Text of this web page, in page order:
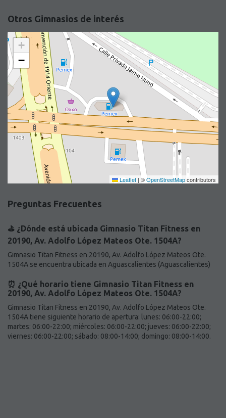
Otros Gimnasios de interés
+
−
Leaflet | ©OpenStreetMapcontributors
Preguntas Frecuentes
⛳️ ¿Dónde está ubicada Gimnasio Titan Fitness en
20190, Av. Adolfo López Mateos Ote. 1504A?
Gimnasio Titan Fitness en 20190, Av. Adolfo López Mateos Ote.
1504A se encuentra ubicada en Aguascalientes (Aguascalientes)
⏰ ¿Qué horario tiene Gimnasio Titan Fitness en
20190, Av. Adolfo López Mateos Ote. 1504A?
Gimnasio Titan Fitness en 20190, Av. Adolfo López Mateos Ote.
1504A tiene siguiente horario de apertura: lunes: 06:00-22:00;
martes: 06:00-22:00; miércoles: 06:00-22:00; jueves: 06:00-22:00;
viernes: 06:00-22:00; sábado: 08:00-14:00; domingo: 08:00-14:00.